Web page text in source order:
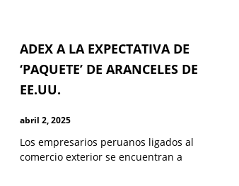
ADEX A LA EXPECTATIVA DE
‘PAQUETE’ DE ARANCELES DE
EE.UU.
abril 2, 2025
Los empresarios peruanos ligados al
comercio exterior se encuentran a